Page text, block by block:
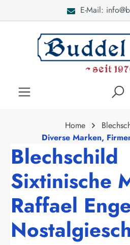
E-Mail:
Home
Diverse Marken,
Blechschild
Sixtinische
Raffael